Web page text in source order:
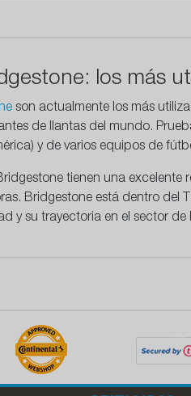
los más
son actualmente los más
de llantas del mundo.
y de varios equipos de
tienen una excelente
Bridgestone está dentro del
y su trayectoria en el sector de